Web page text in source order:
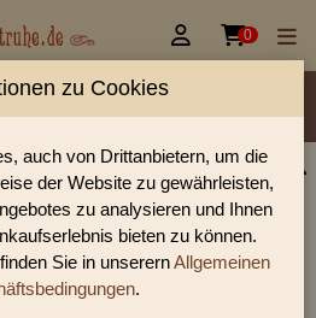
 0
Form Farbe
Perlen Blüten & Blätter
sie zahlreich gedrückte Perlen
und viele weiter Glasperlen.
zu Cookies
auch von Drittanbietern, um die
der Website zu gewährleisten,
zu analysieren und Ihnen
bieten zu können.
Sie in unserernAllgemeinen
.